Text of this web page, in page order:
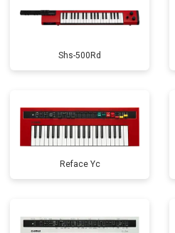
Shs-500Rd
Reface Yc